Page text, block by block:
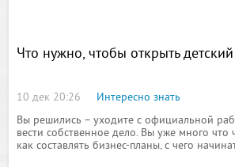
Что нужно, чтобы открыть
10 дек 20:26
Интересно знать
Вы решились – уходите с официальной
вести собственное дело. Вы уже много что
как составлять бизнес-планы, с чего